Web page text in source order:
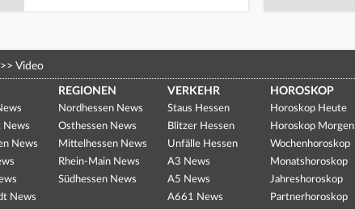
Video
News
News
News
REGIONEN
Nordhessen News
Osthessen News
Mittelhessen News
Rhein-Main News
Südhessen News
VERKEHR
Staus Hessen
Blitzer Hessen
Unfälle Hessen
A3 News
A5 News
A661 News
HOROSKOP
Horoskop Heute
Horoskop Morgen
Wochenhoroskop
Monatshoroskop
Jahreshoroskop
Partnerhoroskop